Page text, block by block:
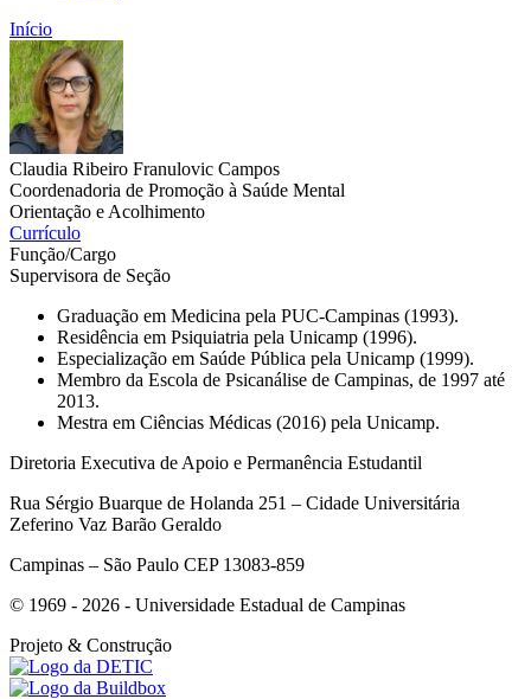
Início
Claudia Ribeiro Franulovic Campos
Coordenadoria de Promoção à Saúde Mental
Orientação e Acolhimento
Currículo
Função/Cargo
Supervisora de Seção
Graduação em Medicina pela PUC-Campinas (1993).
Residência em Psiquiatria pela Unicamp (1996).
Especialização em Saúde Pública pela Unicamp (1999).
Membro da Escola de Psicanálise de Campinas, de 1997 até
2013.
Mestra em Ciências Médicas (2016) pela Unicamp.
Diretoria Executiva de Apoio e Permanência Estudantil
Rua Sérgio Buarque de Holanda 251 – Cidade Universitária
Zeferino Vaz Barão Geraldo
Campinas – São Paulo CEP 13083-859
© 1969 - 2026 - Universidade Estadual de Campinas
Projeto & Construção